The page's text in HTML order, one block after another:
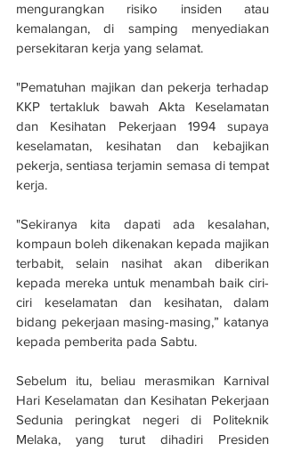
mengurangkan risiko insiden atau
kemalangan, di samping menyediakan
persekitaran kerja yang selamat.
"Pematuhan majikan dan pekerja terhadap
KKP tertakluk bawah Akta Keselamatan
dan Kesihatan Pekerjaan 1994 supaya
keselamatan, kesihatan dan kebajikan
pekerja, sentiasa terjamin semasa di tempat
kerja.
"Sekiranya kita dapati ada kesalahan,
kompaun boleh dikenakan kepada majikan
terbabit, selain nasihat akan diberikan
kepada mereka untuk menambah baik ciri-
ciri keselamatan dan kesihatan, dalam
bidang pekerjaan masing-masing,” katanya
kepada pemberita pada Sabtu.
Sebelum itu, beliau merasmikan Karnival
Hari Keselamatan dan Kesihatan Pekerjaan
Sedunia peringkat negeri di Politeknik
Melaka, yang turut dihadiri Presiden